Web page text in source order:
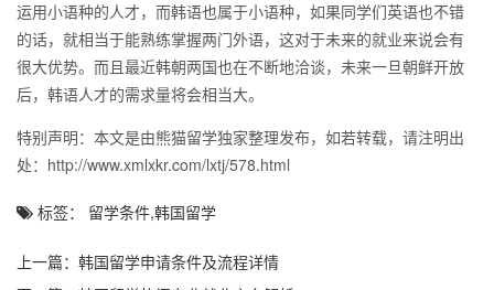
运用小语种的人才，而韩语也属于小语种，如果同学们英语也不错
的话，就相当于能熟练掌握两门外语，这对于未来的就业来说会有
很大优势。而且最近韩朝两国也在不断地洽谈，未来一旦朝鲜开放
后，韩语人才的需求量将会相当大。
特别声明：本文是由熊猫留学独家整理发布，如若转载，请注明出
处：http://www.xmlxkr.com/lxtj/578.html
标签： 留学条件,韩国留学
上一篇： 韩国留学申请条件及流程详情